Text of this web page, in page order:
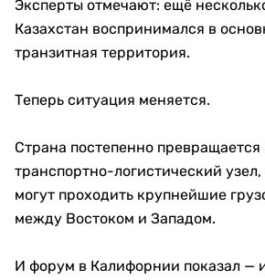
Эксперты отмечают: ещё
Казахстан воспринимался в
транзитная территория.
Теперь ситуация меняется.
Страна постепенно
транспортно-логистический
могут проходить крупнейшие
между Востоком и Западом.
И форум в Калифорнии показал —